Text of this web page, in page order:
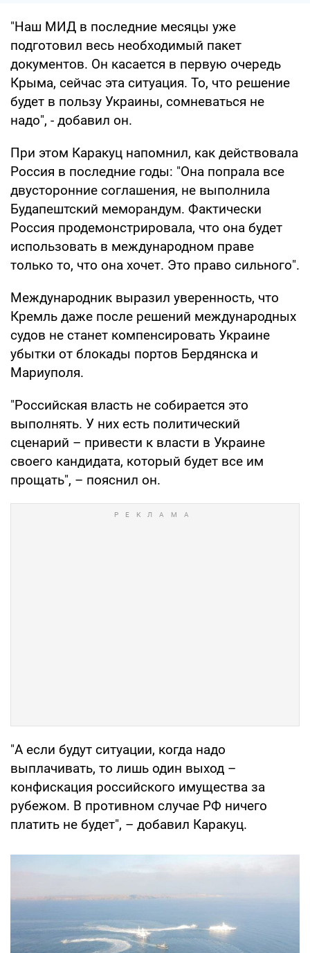
"Наш МИД в последние месяцы уже
подготовил весь необходимый пакет
документов. Он касается в первую очередь
Крыма, сейчас эта ситуация. То, что решение
будет в пользу Украины, сомневаться не
надо", - добавил он.
При этом Каракуц напомнил, как действовала
Россия в последние годы: "Она попрала все
двусторонние соглашения, не выполнила
Будапештский меморандум. Фактически
Россия продемонстрировала, что она будет
использовать в международном праве
только то, что она хочет. Это право сильного".
Международник выразил уверенность, что
Кремль даже после решений международных
судов не станет компенсировать Украине
убытки от блокады портов Бердянска и
Мариуполя.
"Российская власть не собирается это
выполнять. У них есть политический
сценарий – привести к власти в Украине
своего кандидата, который будет все им
прощать", – пояснил он.
"А если будут ситуации, когда надо
выплачивать, то лишь один выход –
конфискация российского имущества за
рубежом. В противном случае РФ ничего
платить не будет", – добавил Каракуц.